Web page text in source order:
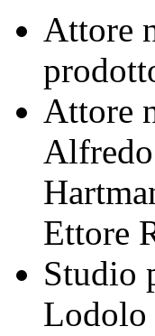
Attore
Attore
Ettore
Studio
Lodolo